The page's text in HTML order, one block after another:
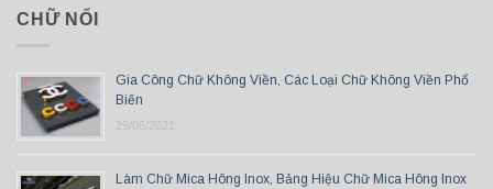
CHỮ NỔI
Gia Công Chữ Không Viền, Các Loại Chữ Không Viền Phổ
Biến
29/06/2021
Làm Chữ Mica Hông Inox, Bảng Hiệu Chữ Mica Hông Inox